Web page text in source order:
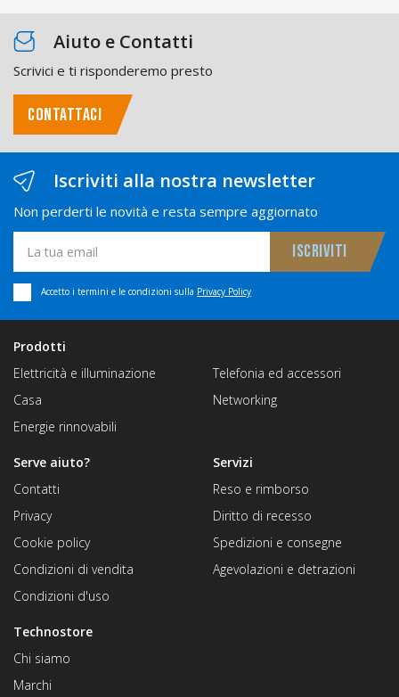
Aiuto e Contatti
Scrivici e ti risponderemo presto
CONTATTACI
Iscriviti alla nostra newsletter
Non perderti le novità e resta sempre aggiornato
Accetto i termini e le condizioni sulla Privacy Policy
Prodotti
Elettricità e illuminazione
Casa
Energie rinnovabili
Telefonia ed accessori
Networking
Technostore
Chi siamo
Marchi
Servizi
Reso e rimborso
Diritto di recesso
Spedizioni e consegne
Agevolazioni e detrazioni
Serve aiuto?
Contatti
Privacy
Cookie policy
Condizioni di vendita
Condizioni d'uso